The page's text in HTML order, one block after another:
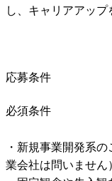
し、キャリアアップ
応募条件
必須条件
・新規事業開発系
業会社は問いません